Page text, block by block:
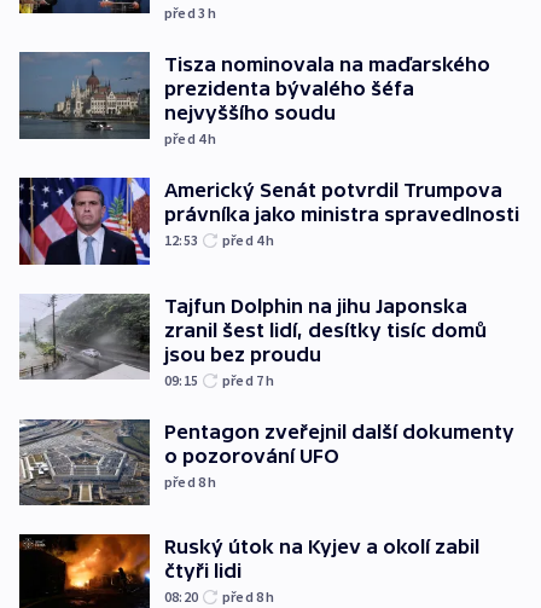
před 3h
Tisza nominovala na maďarského
prezidenta bývalého šéfa
nejvyššího soudu
před 4h
Americký Senát potvrdil Trumpova
právníka jako ministra spravedlnosti
12:53 před 4h
Tajfun Dolphin na jihu Japonska
zranil šest lidí, desítky tisíc domů
jsou bez proudu
09:15 před 7h
Pentagon zveřejnil další dokumenty
o pozorování UFO
před 8h
Ruský útok na Kyjev a okolí zabil
čtyři lidi
08:20 před 8h